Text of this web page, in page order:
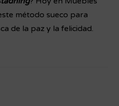
método sueco para
de la paz y la felicidad.